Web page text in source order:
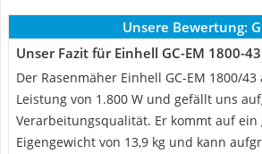
Unsere Bewertung:
Unser Fazit für Einhell GC-EM 1800-
Der Rasenmäher Einhell GC-EM 1800/
Leistung von 1.800 W und gefällt uns
Verarbeitungsqualität. Er kommt auf ein
Eigengewicht von 13,9 kg und kann